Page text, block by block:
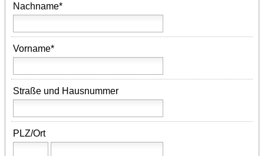
Nachname*
Vorname*
Straße und Hausnummer
PLZ/Ort